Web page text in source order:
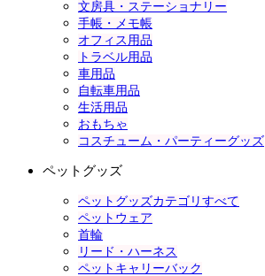
文房具・ステーショナリー
手帳・メモ帳
オフィス用品
トラベル用品
車用品
自転車用品
生活用品
おもちゃ
コスチューム・パーティーグッズ
ペットグッズ
ペットグッズカテゴリすべて
ペットウェア
首輪
リード・ハーネス
ペットキャリーバック